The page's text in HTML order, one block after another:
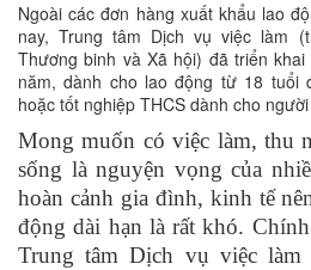
Ngoài các đơn hàng xuất khẩu lao
nay, Trung tâm Dịch vụ việc làm
Thương binh và Xã hội) đã triển
năm, dành cho lao động từ 18 tuổi
hoặc tốt nghiệp THCS dành cho
Mong muốn có việc làm, thu
sống là nguyện vọng của
hoàn cảnh gia đình, kinh tế
động dài hạn là rất khó.
Trung tâm Dịch vụ việc